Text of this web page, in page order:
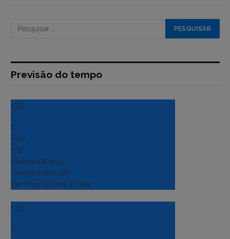
Previsão do tempo
+33
°
C
+36°
+21°
Altamira (Para)
Quinta-Feira, 06
Ver Previsão de 7 Dias
+35
°
C